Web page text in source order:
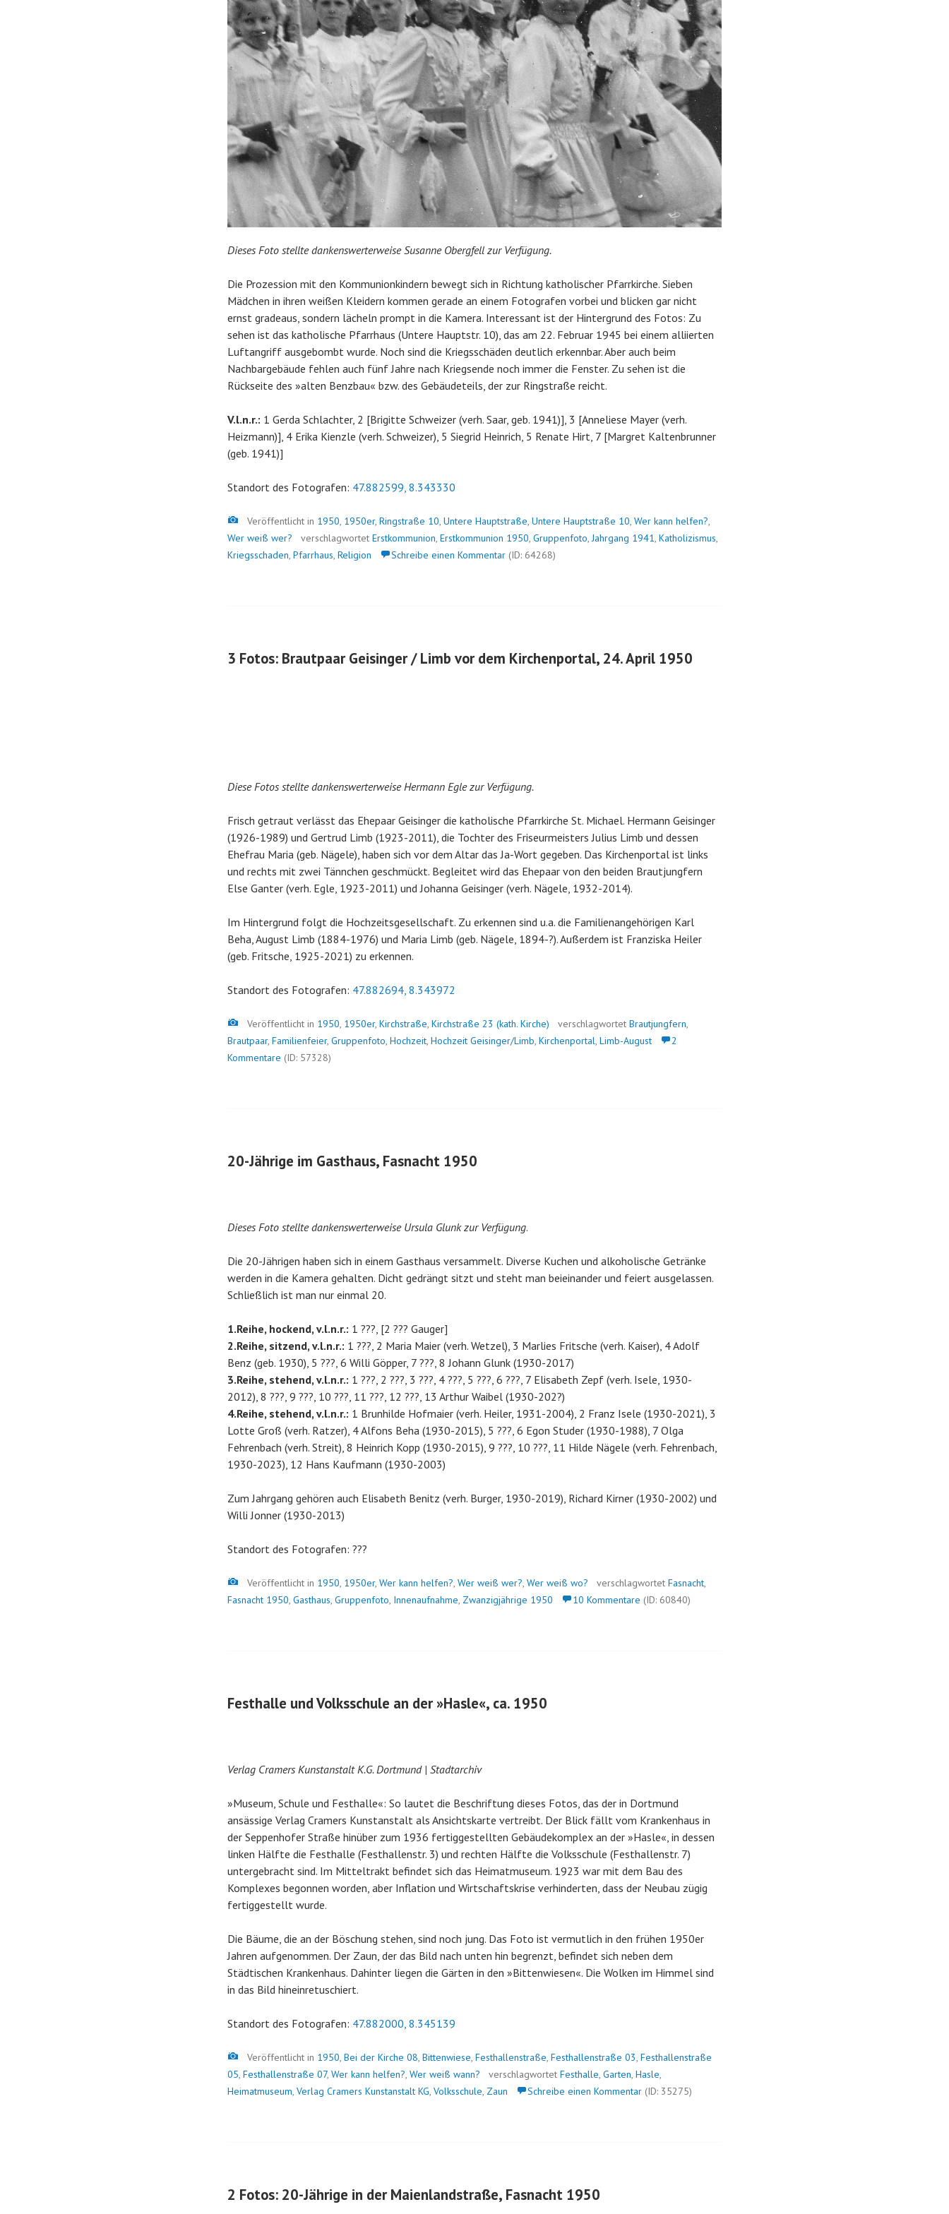
Dieses Foto stellte dankenswerterweise Susanne Obergfell zur Verfügung.
Die Prozession mit den Kommunionkindern bewegt sich in Richtung katholischer Pfarrkirche. Sieben
Mädchen in ihren weißen Kleidern kommen gerade an einem Fotografen vorbei und blicken gar nicht
ernst gradeaus, sondern lächeln prompt in die Kamera. Interessant ist der Hintergrund des Fotos: Zu
sehen ist das katholische Pfarrhaus (Untere Hauptstr. 10), das am 22. Februar 1945 bei einem alliierten
Luftangriff ausgebombt wurde. Noch sind die Kriegsschäden deutlich erkennbar. Aber auch beim
Nachbargebäude fehlen auch fünf Jahre nach Kriegsende noch immer die Fenster. Zu sehen ist die
Rückseite des »alten Benzbau« bzw. des Gebäudeteils, der zur Ringstraße reicht.
V.l.n.r.: 1 Gerda Schlachter, 2 [Brigitte Schweizer (verh. Saar, geb. 1941)], 3 [Anneliese Mayer (verh.
Heizmann)], 4 Erika Kienzle (verh. Schweizer), 5 Siegrid Heinrich, 5 Renate Hirt, 7 [Margret Kaltenbrunner
(geb. 1941)]
Standort des Fotografen: 47.882599, 8.343330
Bild
Veröffentlicht in 1950, 1950er, Ringstraße 10, Untere Hauptstraße, Untere Hauptstraße 10, Wer kann helfen?,
Wer weiß wer?
verschlagwortet Erstkommunion, Erstkommunion 1950, Gruppenfoto,Jahrgang 1941, Katholizismus,
Kriegsschaden, Pfarrhaus, Religion Schreibe einen Kommentar (ID: 64268)
3 Fotos: Brautpaar Geisinger / Limb vor dem Kirchenportal, 24. April 1950
Diese Fotos stellte dankenswerterweise Hermann Egle zur Verfügung.
Frisch getraut verlässt das Ehepaar Geisinger die katholische Pfarrkirche St. Michael. Hermann Geisinger
(1926-1989) und Gertrud Limb (1923-2011), die Tochter des Friseurmeisters Julius Limb und dessen
Ehefrau Maria (geb. Nägele), haben sich vor dem Altar das Ja-Wort gegeben. Das Kirchenportal ist links
und rechts mit zwei Tännchen geschmückt. Begleitet wird das Ehepaar von den beiden Brautjungfern
Else Ganter (verh. Egle, 1923-2011) und Johanna Geisinger (verh. Nägele, 1932-2014).
Im Hintergrund folgt die Hochzeitsgesellschaft. Zu erkennen sind u.a. die Familienangehörigen Karl
Beha, August Limb (1884-1976) und Maria Limb (geb. Nägele, 1894-?). Außerdem ist Franziska Heiler
(geb. Fritsche, 1925-2021) zu erkennen.
Standort des Fotografen: 47.882694, 8.343972
Bild
Veröffentlicht in 1950, 1950er, Kirchstraße, Kirchstraße 23 (kath. Kirche) verschlagwortet Brautjungfern,
Brautpaar, Familienfeier, Gruppenfoto, Hochzeit, Hochzeit Geisinger/Limb, Kirchenportal, Limb-August
2
Kommentare (ID: 57328)
20-Jährige im Gasthaus, Fasnacht 1950
Dieses Foto stellte dankenswerterweise Ursula Glunk zur Verfügung.
Die 20-Jährigen haben sich in einem Gasthaus versammelt. Diverse Kuchen und alkoholische Getränke
werden in die Kamera gehalten. Dicht gedrängt sitzt und steht man beieinander und feiert ausgelassen.
Schließlich ist man nur einmal 20.
1.Reihe, hockend, v.l.n.r.: 1 ???, [2 ??? Gauger]
2.Reihe, sitzend, v.l.n.r.: 1 ???, 2 Maria Maier (verh. Wetzel), 3 Marlies Fritsche (verh. Kaiser), 4 Adolf
Benz (geb. 1930), 5 ???, 6 Willi Göpper, 7 ???, 8 Johann Glunk (1930-2017)
3.Reihe, stehend, v.l.n.r.: 1 ???, 2 ???, 3 ???, 4 ???, 5 ???, 6 ???, 7 Elisabeth Zepf (verh. Isele, 1930-
2012), 8 ???, 9 ???, 10 ???, 11 ???, 12 ???, 13 Arthur Waibel (1930-202?)
4.Reihe, stehend, v.l.n.r.: 1 Brunhilde Hofmaier (verh. Heiler, 1931-2004), 2 Franz Isele (1930-2021), 3
Lotte Groß (verh. Ratzer), 4 Alfons Beha (1930-2015), 5 ???, 6 Egon Studer (1930-1988), 7 Olga
Fehrenbach (verh. Streit), 8 Heinrich Kopp (1930-2015), 9 ???, 10 ???, 11 Hilde Nägele (verh. Fehrenbach,
1930-2023), 12 Hans Kaufmann (1930-2003)
Zum Jahrgang gehören auch Elisabeth Benitz (verh. Burger, 1930-2019), Richard Kirner (1930-2002) und
Willi Jonner (1930-2013)
Standort des Fotografen: ???
Bild
Veröffentlicht in 1950, 1950er, Wer kann helfen?, Wer weiß wer?, Wer weiß wo? verschlagwortet Fasnacht,
Fasnacht 1950, Gasthaus, Gruppenfoto, Innenaufnahme, Zwanzigjährige 1950 10 Kommentare (ID: 60840)
Festhalle und Volksschule an der »Hasle«, ca. 1950
Verlag Cramers Kunstanstalt K.G. Dortmund | Stadtarchiv
»Museum, Schule und Festhalle«: So lautet die Beschriftung dieses Fotos, das der in Dortmund
ansässige Verlag Cramers Kunstanstalt als Ansichtskarte vertreibt. Der Blick fällt vom Krankenhaus in
der Seppenhofer Straße hinüber zum 1936 fertiggestellten Gebäudekomplex an der »Hasle«, in dessen
linken Hälfte die Festhalle (Festhallenstr. 3) und rechten Hälfte die Volksschule (Festhallenstr. 7)
untergebracht sind. Im Mitteltrakt befindet sich das Heimatmuseum. 1923 war mit dem Bau des
Komplexes begonnen worden, aber Inflation und Wirtschaftskrise verhinderten, dass der Neubau zügig
fertiggestellt wurde.
Die Bäume, die an der Böschung stehen, sind noch jung. Das Foto ist vermutlich in den frühen 1950er
Jahren aufgenommen. Der Zaun, der das Bild nach unten hin begrenzt, befindet sich neben dem
Städtischen Krankenhaus. Dahinter liegen die Gärten in den »Bittenwiesen«. Die Wolken im Himmel sind
in das Bild hineinretuschiert.
Standort des Fotografen: 47.882000, 8.345139
Bild
Veröffentlicht in 1950, Bei der Kirche 08, Bittenwiese, Festhallenstraße, Festhallenstraße 03, Festhallenstraße
05, Festhallenstraße 07, Wer kann helfen?, Wer weiß wann? verschlagwortet Festhalle, Garten, Hasle,
Heimatmuseum, Verlag Cramers Kunstanstalt KG, Volksschule, Zaun Schreibe einen Kommentar (ID: 35275)
2 Fotos: 20-Jährige in der Maienlandstraße, Fasnacht 1950